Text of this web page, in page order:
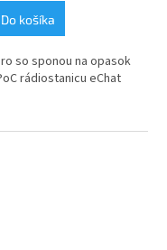
Do košíka
so sponou na opasok
rádiostanicu eChat